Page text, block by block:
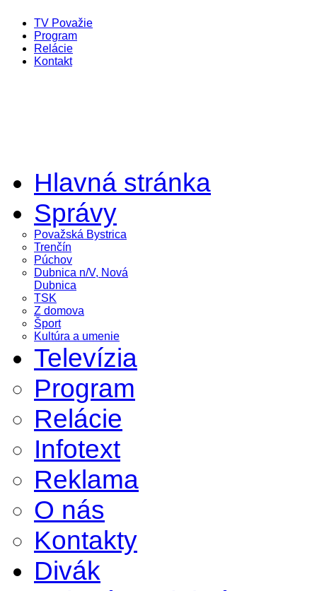
TV Považie
Program
Relácie
Kontakt
Hlavná stránka
Správy
Považská Bystrica
Trenčín
Púchov
Dubnica n/V, Nová
Dubnica
TSK
Z domova
Šport
Kultúra a umenie
Televízia
Program
Relácie
Infotext
Reklama
O nás
Kontakty
Divák